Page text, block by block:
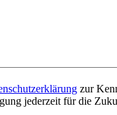
zur
jederzeit für die